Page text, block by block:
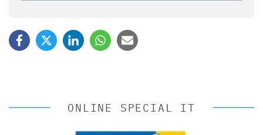
ONLINE SPECIAL IT